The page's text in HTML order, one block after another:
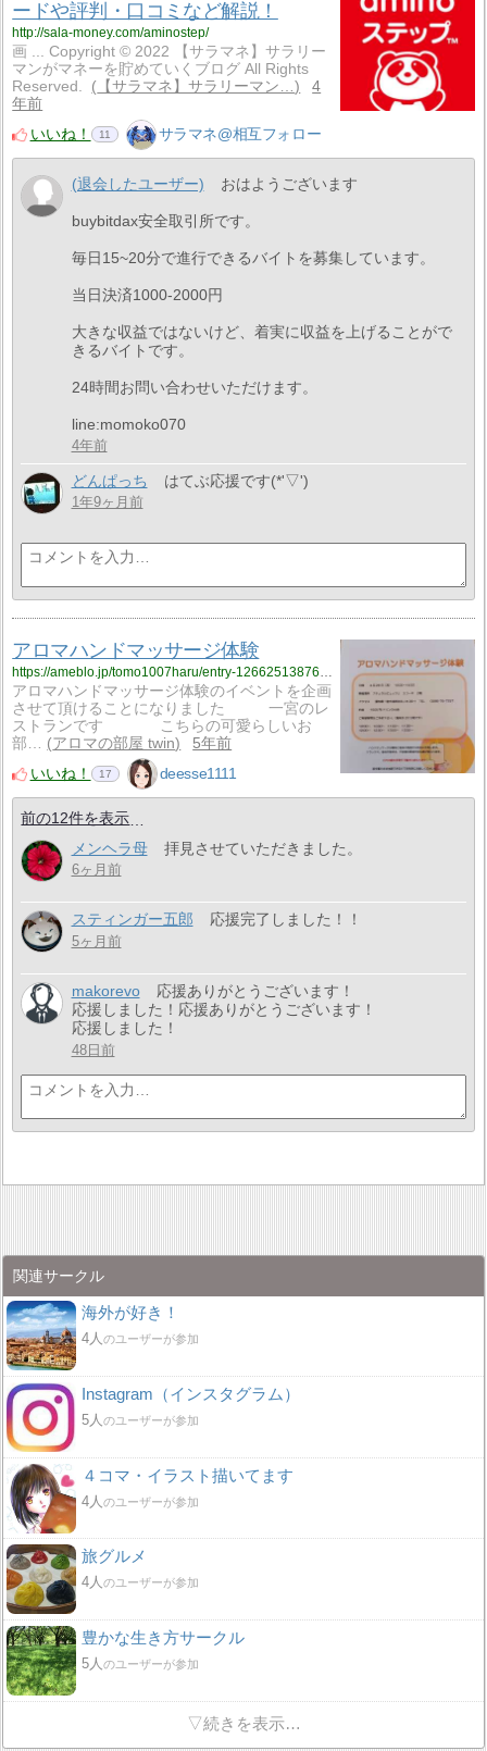
ードや評判・口コミなど解説！
http://sala-money.com/aminostep/
画 ... Copyright © 2022 【サラマネ】サラリー
マンがマネーを貯めていくブログ All Rights
Reserved.
【サラマネ】サラリーマン…
4
年前
いいね！
11 サラマネ@相互フォロー
(退会したユーザー) おはようございます
buybitdax安全取引所です。
毎日15~20分で進行できるバイトを募集しています。
当日決済1000-2000円
大きな収益ではないけど、着実に収益を上げることがで
きるバイトです。
24時間お問い合わせいただけます。
line:momoko070
4年前
どんぱっち はてぶ応援です(*'▽')
1年9ヶ月前
アロマハンドマッサージ体験
アロマハンドマッサージ体験のイベントを企画
させて頂けることになりました 一宮のレ
ストランです こちらの可愛らしいお
部…
アロマの部屋 twin
5年前
いいね！
17 deesse1111
前の12件を表示
メンヘラ母
拝見させていただきました。
6ヶ月前
スティンガー五郎 応援完了しました！！
5ヶ月前
makorevo
応援ありがとうございます！
応援しました！応援ありがとうございます！
応援しました！
48日前
関連サークル
海外が好き！
4人のユーザーが参加
Instagram（インスタグラム）
5人のユーザーが参加
４コマ・イラスト描いてます
4人のユーザーが参加
旅グルメ
4人のユーザーが参加
豊かな生き方サークル
5人のユーザーが参加
▽続きを表示…